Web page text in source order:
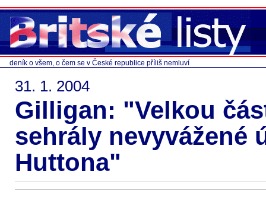
deník o všem, o čem se v České republice příliš nemluví
31. 1. 2004
Gilligan: "Velkou
sehrály nevyvážené
Huttona"